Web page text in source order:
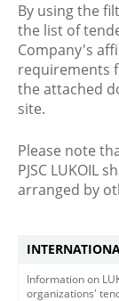
By using the
the list of
Company's
requirements
the attached
site.
Please note
PJSC LUKOIL
arranged by
Information on
organizations'